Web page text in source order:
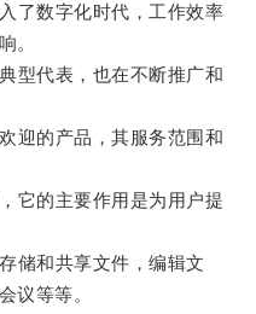
数字化时代，工作效率
。
代表，也在不断推广和
的产品，其服务范围和
的主要作用是为用户提
和共享文件，编辑文
议等等。